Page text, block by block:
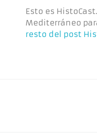
Esto es
Mediterráneo
resto del post